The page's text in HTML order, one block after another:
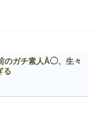
のガチ素人Å◯、生々
る